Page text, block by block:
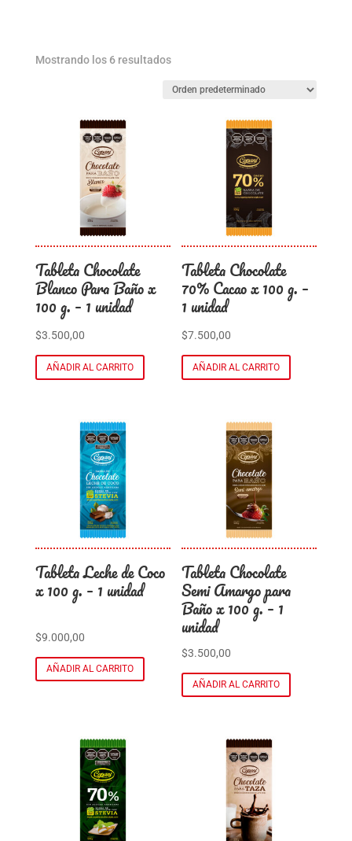
Mostrando los 6 resultados
Tableta Chocolate
Blanco Para Baño x
100 g. – 1 unidad
$3.500,00
AÑADIR AL CARRITO
Tableta Chocolate
70% Cacao x 100 g. –
1 unidad
$7.500,00
AÑADIR AL CARRITO
Tableta Leche de Coco
x 100 g. – 1 unidad
$9.000,00
AÑADIR AL CARRITO
Tableta Chocolate
Semi Amargo para
Baño x 100 g. – 1
unidad
$3.500,00
AÑADIR AL CARRITO